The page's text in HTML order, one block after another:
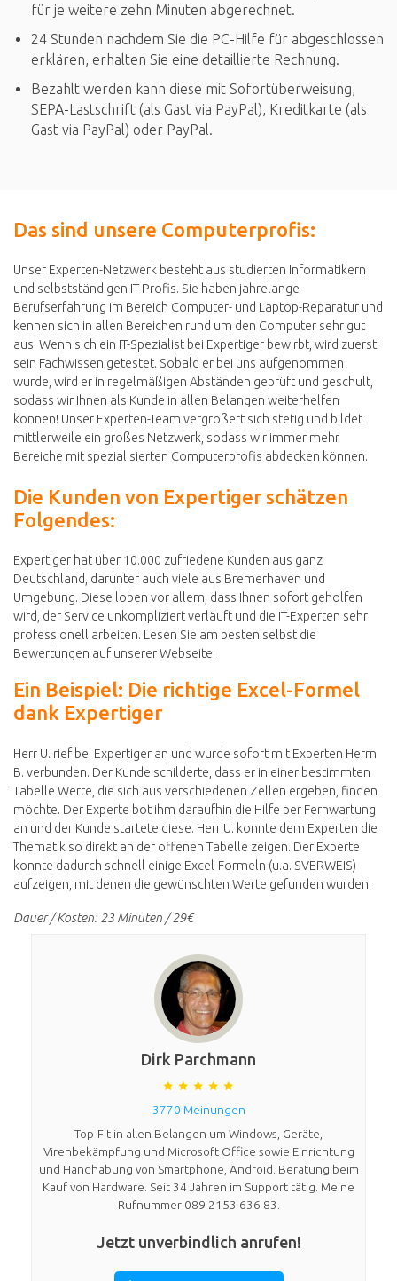
für je weitere zehn Minuten abgerechnet.
24 Stunden nachdem Sie die PC-Hilfe für abgeschlossen
erklären, erhalten Sie eine detaillierte Rechnung.
Bezahlt werden kann diese mit Sofortüberweisung,
SEPA-Lastschrift (als Gast via PayPal), Kreditkarte (als
Gast via PayPal) oder PayPal.
Das sind unsere Computerprofis:
Unser Experten-Netzwerk besteht aus studierten Informatikern
und selbstständigen IT-Profis. Sie haben jahrelange
Berufserfahrung im Bereich Computer- und Laptop-Reparatur und
kennen sich in allen Bereichen rund um den Computer sehr gut
aus. Wenn sich ein IT-Spezialist bei Expertiger bewirbt, wird zuerst
sein Fachwissen getestet. Sobald er bei uns aufgenommen
wurde, wird er in regelmäßigen Abständen geprüft und geschult,
sodass wir Ihnen als Kunde in allen Belangen weiterhelfen
können! Unser Experten-Team vergrößert sich stetig und bildet
mittlerweile ein großes Netzwerk, sodass wir immer mehr
Bereiche mit spezialisierten Computerprofis abdecken können.
Die Kunden von Expertiger schätzen
Folgendes:
Expertiger hat über 10.000 zufriedene Kunden aus ganz
Deutschland, darunter auch viele aus Bremerhaven und
Umgebung. Diese loben vor allem, dass Ihnen sofort geholfen
wird, der Service unkompliziert verläuft und die IT-Experten sehr
professionell arbeiten. Lesen Sie am besten selbst die
Bewertungen auf unserer Webseite!
Ein Beispiel: Die richtige Excel-Formel
dank Expertiger
Herr U. rief bei Expertiger an und wurde sofort mit Experten Herrn
B. verbunden. Der Kunde schilderte, dass er in einer bestimmten
Tabelle Werte, die sich aus verschiedenen Zellen ergeben, finden
möchte. Der Experte bot ihm daraufhin die Hilfe per Fernwartung
an und der Kunde startete diese. Herr U. konnte dem Experten die
Thematik so direkt an der offenen Tabelle zeigen. Der Experte
konnte dadurch schnell einige Excel-Formeln (u.a. SVERWEIS)
aufzeigen, mit denen die gewünschten Werte gefunden wurden.
Dauer / Kosten: 23 Minuten / 29€
Dirk Parchmann
3770 Meinungen
Top-Fit in allen Belangen um Windows, Geräte,
Virenbekämpfung und Microsoft Office sowie Einrichtung
und Handhabung von Smartphone, Android. Beratung beim
Kauf von Hardware. Seit 34 Jahren im Support tätig. Meine
Rufnummer 089 2153 636 83.
Jetzt unverbindlich anrufen!